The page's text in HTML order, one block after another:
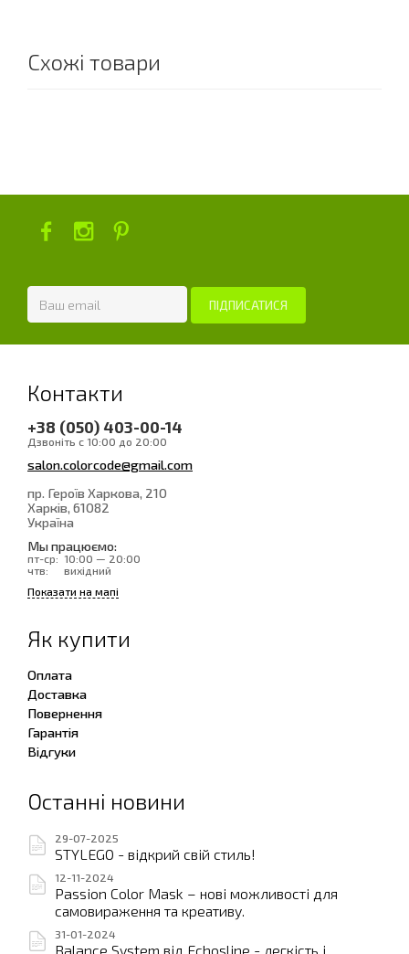
Схожі товари
Контакти
+38 (050) 403-00-14
Дзвоніть с 10:00 до 20:00
salon.colorcode@gmail.com
пр. Героїв Харкова, 210
Харків, 61082
Україна
Мы працюємо:
пт-ср: 10:00 — 20:00
чтв:
вихідний
Показати на мапі
Як купити
Оплата
Доставка
Повернення
Гарантія
Відгуки
Останні новини
29-07-2025
STYLEGO - відкрий свій стиль!
12-11-2024
Passion Color Mask – нові можливості для
самовираження та креативу.
31-01-2024
Balance System від Echosline - легкість і